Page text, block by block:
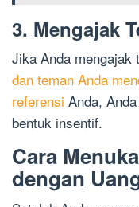
3. Mengajak
Jika Anda mengajak
dan teman Anda
referensi Anda,
bentuk insentif.
Cara
dengan